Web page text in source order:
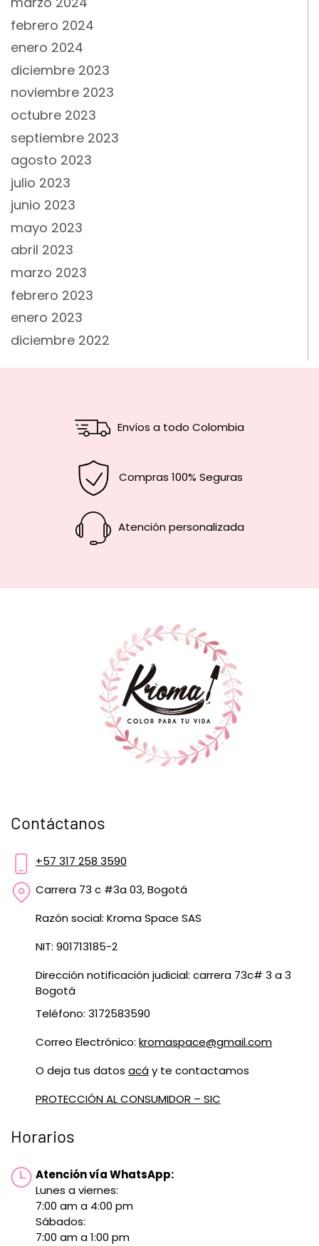
febrero 2024
enero 2024
diciembre 2023
noviembre 2023
octubre 2023
septiembre 2023
agosto 2023
julio 2023
junio 2023
mayo 2023
abril 2023
marzo 2023
febrero 2023
enero 2023
diciembre 2022
Envíos a todo Colombia
Compras 100% Seguras
Atención personalizada
Contáctanos
+57 317 258 3590
Carrera 73 c #3a 03, Bogotá
Razón social: Kroma Space SAS
NIT: 901713185-2
Dirección notificación judicial: carrera 73c# 3 a 3
Bogotá
Teléfono: 3172583590
Correo Electrónico: kromaspace@gmail.com
O deja tus datos acáy te contactamos
PROTECCIÓN AL CONSUMIDOR – SIC
Horarios
Atención vía WhatsApp:
Lunes a viernes:
7:00 am a 4:00 pm
Sábados:
7:00 am a 1:00 pm